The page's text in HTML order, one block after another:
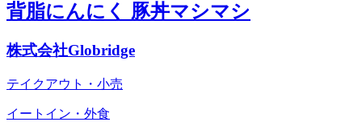
背脂にんにく 豚丼マシマシ
株式会社Globridge
テイクアウト・小売
イートイン・外食